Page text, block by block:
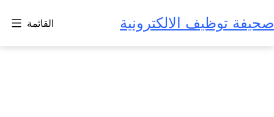
إلى
المحتوى
صحيفة توظيف الالكترونية القائمة